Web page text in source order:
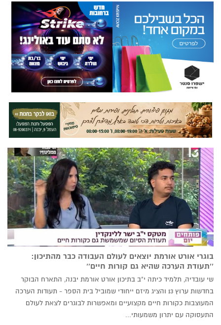
בוגרי אורט אורמת יוצאים לעולם העבודה כבר מהתיכון:
’’תעודת הערכה שהיא גם קורות חיים’’
שי עובדיה, תלמיד כיתה י"ב בתיכון אורט אורמת יבנה, התארח הבוקר
בחדשות ערוץ 13 והציג מיזם ייחודי שמוביל בית הספר - תעודות הערכה
המעוצבות כקורות חיים מקצועיים ומאפשרות לבוגרים לצאת לעולם
התעסוקה עם יתרון משמעותי...